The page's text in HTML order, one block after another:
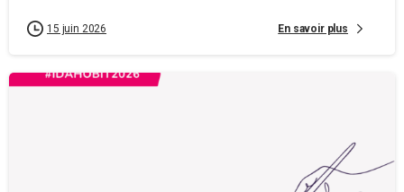
15 juin 2026 En savoir plus